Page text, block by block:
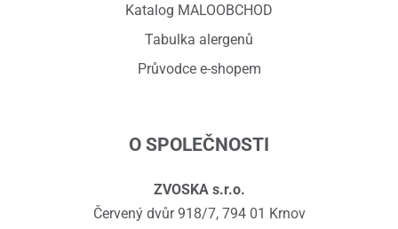
Katalog MALOOBCHOD
Tabulka alergenů
Průvodce e-shopem
O SPOLEČNOSTI
ZVOSKA s.r.o.
Červený dvůr 918/7, 794 01 Krnov